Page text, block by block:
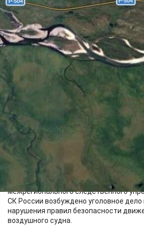
19.05.2026 14:36394
Сегодня воздушное судно Ан-2,
работы по патрулированию
связи с отказом двигателя произвело
на удалении 5 - 7 километров от
Томпонского района Республики Саха
Предварительно, на борту судна
данные о пострадавших уточняются.
После совершения посадки на судне
размер ущерба устанавливается.
Якутским следственным отделом на
межрегионального следственного
СК России возбуждено уголовное дело
нарушения правил безопасности
воздушного судна.